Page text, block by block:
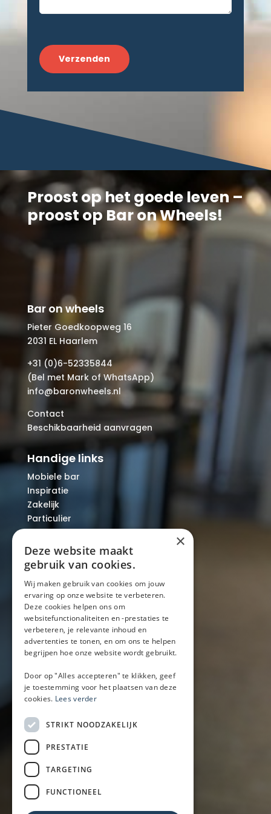
Proost op het goede leven –
proost op Bar on Wheels!
Bar on wheels
Pieter Goedkoopweg 16
2031 EL Haarlem
+31 (0)6-52335844
(Bel met Mark of WhatsApp)
info@baronwheels.nl
Contact
Beschikbaarheid aanvragen
Handige links
Mobiele bar
Inspiratie
Zakelijk
Particulier
Over ons
Blog
Locaties
Mobiele bar
Mobiele bar huren
Bier/wijn/fris bar
Champagnebar
Wijnbar
Aperol spritz bar
Arrangementen
Lunch
Borrel met hapjes
BBQ
Buffet
Walking dinner
×
Deze website maakt
gebruik van cookies.
Wij maken gebruik van cookies om jouw
ervaring op onze website te verbeteren.
Deze cookies helpen ons om
websitefunctionaliteiten en -prestaties te
verbeteren, je relevante inhoud en
advertenties te tonen, en om ons te helpen
begrijpen hoe onze website wordt gebruikt.
Door op "Alles accepteren" te klikken, geef
je toestemming voor het plaatsen van deze
cookies. Lees verder
STRIKT NOODZAKELIJK
PRESTATIE
TARGETING
FUNCTIONEEL